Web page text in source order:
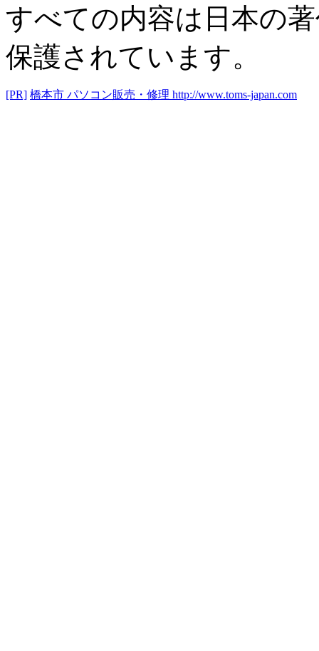
すべての内容は日本の
保護されています。
[PR] 橋本市 パソコン販売・修理 http://www.toms-japan.com